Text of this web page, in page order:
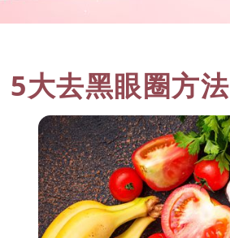
5大去黑眼圈方法